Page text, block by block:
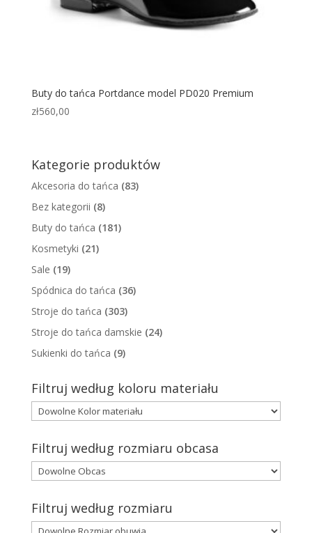
Buty do tańca Portdance model PD020 Premium
zł560,00
Kategorie produktów
Akcesoria do tańca (83)
Bez kategorii (8)
Buty do tańca (181)
Kosmetyki (21)
Sale (19)
Spódnica do tańca (36)
Stroje do tańca (303)
Stroje do tańca damskie (24)
Sukienki do tańca (9)
Filtruj według koloru materiału
Filtruj według rozmiaru obcasa
Filtruj według rozmiaru